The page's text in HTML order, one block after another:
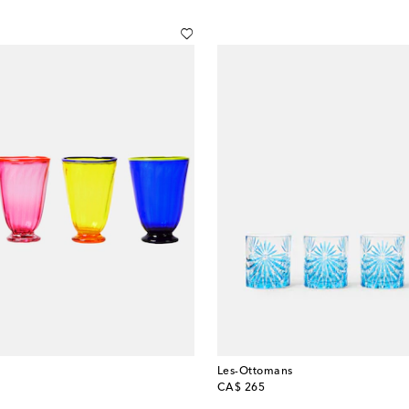
Les-Ottomans
CA$ 265
original price